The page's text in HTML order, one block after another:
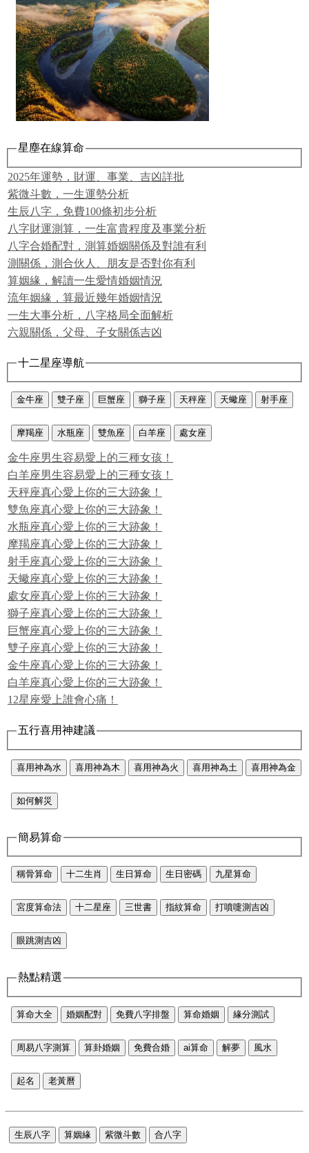
星塵在線算命
2025年運勢，財運、事業、吉凶詳批
紫微斗數，一生運勢分析
生辰八字，免費100條初步分析
八字財運測算，一生富貴程度及事業分析
八字合婚配對，測算婚姻關係及對誰有利
測關係，測合伙人、朋友是否對你有利
算姻緣，解讀一生愛情婚姻情況
流年姻緣，算最近幾年婚姻情況
一生大事分析，八字格局全面解析
六親關係，父母、子女關係吉凶
十二星座導航
金牛座 雙子座 巨蟹座 獅子座 天秤座 天蠍座 射手座
摩羯座 水瓶座 雙魚座 白羊座 處女座
金牛座男生容易愛上的三種女孩！
白羊座男生容易愛上的三種女孩！
天秤座真心愛上你的三大跡象！
雙魚座真心愛上你的三大跡象！
水瓶座真心愛上你的三大跡象！
摩羯座真心愛上你的三大跡象！
射手座真心愛上你的三大跡象！
天蠍座真心愛上你的三大跡象！
處女座真心愛上你的三大跡象！
獅子座真心愛上你的三大跡象！
巨蟹座真心愛上你的三大跡象！
雙子座真心愛上你的三大跡象！
金牛座真心愛上你的三大跡象！
白羊座真心愛上你的三大跡象！
12星座愛上誰會心痛！
五行喜用神建議
喜用神為水 喜用神為木 喜用神為火 喜用神為土 喜用神為金
如何解災
簡易算命
稱骨算命 十二生肖 生日算命 生日密碼 九星算命
宮度算命法 十二星座 三世書 指紋算命 打噴嚏測吉凶
眼跳測吉凶
熱點精選
算命大全 婚姻配對 免費八字排盤 算命婚姻 緣分測試
周易八字測算 算卦婚姻 免費合婚 ai算命 解夢 風水
起名 老黃曆
生辰八字 算姻緣 紫微斗數 合八字